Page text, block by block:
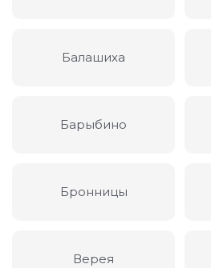
Балашиха
Барыбино
Бронницы
Верея